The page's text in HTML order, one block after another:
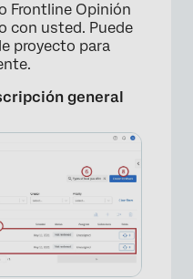
Frontline Opinión
con usted. Puede
proyecto para
general